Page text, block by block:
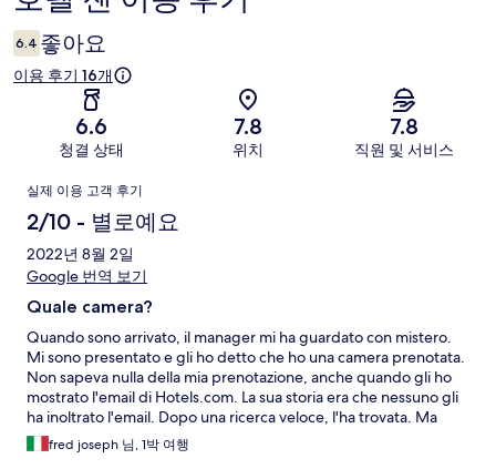
용
후
6.4 좋아요
이용 후기 16개
6.6
청결 상태
7.8
위치
7.8
직원 및 서비스
이
용
후
기
실제 이용 고객 후기
2/10 - 별로예요
2022년 8월 2일
Google 번역 보기
Quale camera?
Quando sono arrivato, il manager mi ha guardato con mistero.
Mi sono presentato e gli ho detto che ho una camera prenotata.
Non sapeva nulla della mia prenotazione, anche quando gli ho
mostrato l'email di Hotels.com. La sua storia era che nessuno gli
ha inoltrato l'email. Dopo una ricerca veloce, l'ha trovata. Ma
ovviamente, l'albergo è stato già completo. Mi ha offerto a
chiamare un amico con un albergo un chilometro più distante
fred joseph 님, 1박 여행